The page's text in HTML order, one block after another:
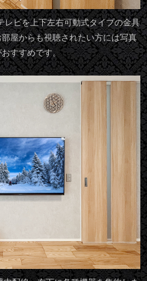
レビを上下左右可動式タイプの金具
屋からも視聴されたい方には写真
すすめです。